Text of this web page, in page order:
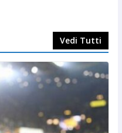
Vedi Tutti